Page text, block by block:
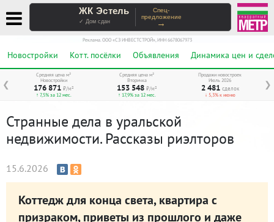
ЖК Эстель
✓ Дом сдан
Спец-
предложение
→
Реклама. ООО «СЗ ИНВЕСТСТРОЙ», ИНН 6678067973
Новостройки Котт. посёлки Объявления Динамика цен и
❮ ❯
Средняя цена м²
Новостройки
176 871 ₽/м²
↑ 7,5% за 12 мес.
Средняя цена м²
Вторичка
153 548 ₽/м²
↑ 17,9% за 12 мес.
Продажи новостроек
Июль 2026
2 481 сделок
↓ 5,3% к июню
Странные дела в уральской
недвижимости. Рассказы риэлторов
15.6.2026
Коттедж для конца света, квартира с
призраком, приветы из прошлого и даже